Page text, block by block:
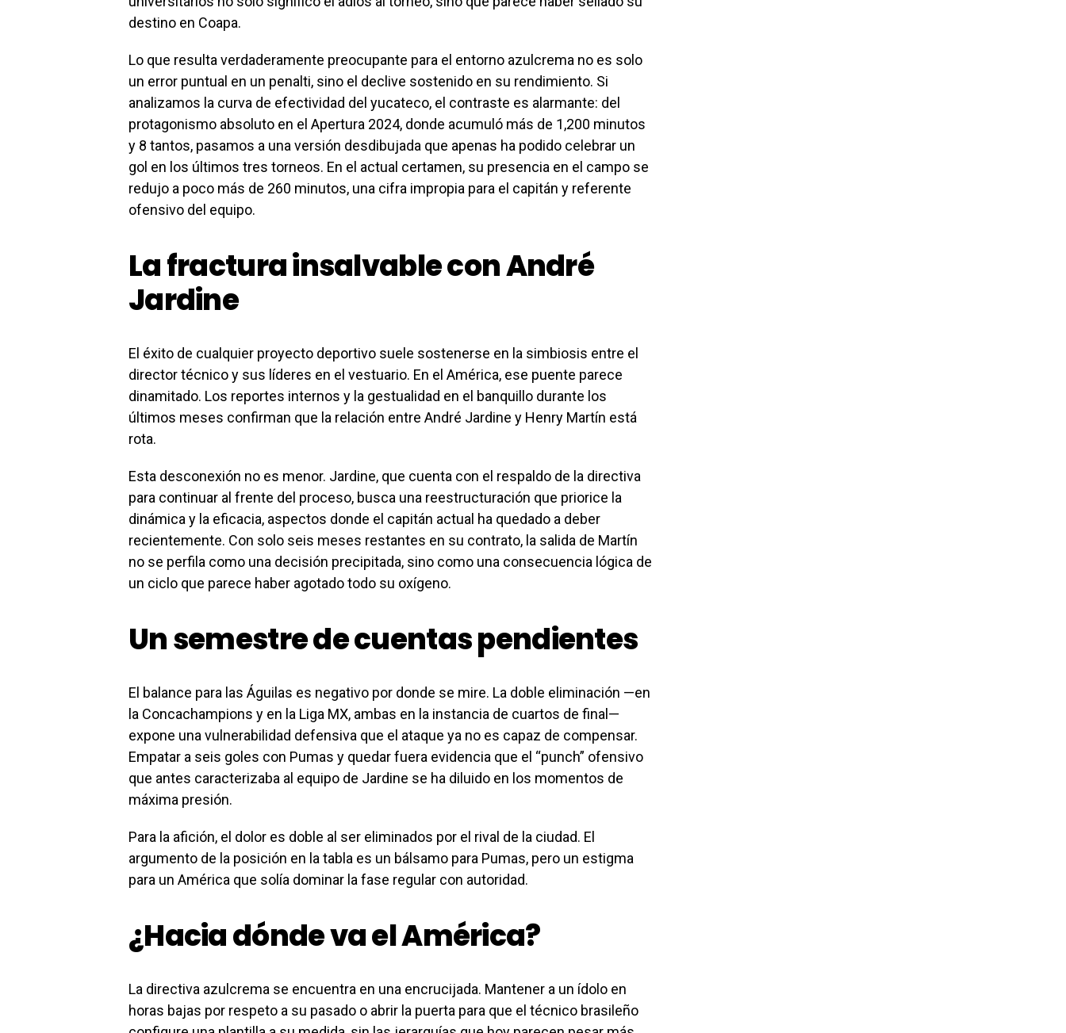
destino en Coapa.
Lo que resulta verdaderamente preocupante para el entorno azulcrema no es solo
un error puntual en un penalti, sino el declive sostenido en su rendimiento. Si
analizamos la curva de efectividad del yucateco, el contraste es alarmante: del
protagonismo absoluto en el Apertura 2024, donde acumuló más de 1,200 minutos
y 8 tantos, pasamos a una versión desdibujada que apenas ha podido celebrar un
gol en los últimos tres torneos. En el actual certamen, su presencia en el campo se
redujo a poco más de 260 minutos, una cifra impropia para el capitán y referente
ofensivo del equipo.
La fractura insalvable con André
Jardine
El éxito de cualquier proyecto deportivo suele sostenerse en la simbiosis entre el
director técnico y sus líderes en el vestuario. En el América, ese puente parece
dinamitado. Los reportes internos y la gestualidad en el banquillo durante los
últimos meses confirman que la relación entre André Jardine y Henry Martín está
rota.
Esta desconexión no es menor. Jardine, que cuenta con el respaldo de la directiva
para continuar al frente del proceso, busca una reestructuración que priorice la
dinámica y la eficacia, aspectos donde el capitán actual ha quedado a deber
recientemente. Con solo seis meses restantes en su contrato, la salida de Martín
no se perfila como una decisión precipitada, sino como una consecuencia lógica de
un ciclo que parece haber agotado todo su oxígeno.
Un semestre de cuentas pendientes
El balance para las Águilas es negativo por donde se mire. La doble eliminación —en
la Concachampions y en la Liga MX, ambas en la instancia de cuartos de final—
expone una vulnerabilidad defensiva que el ataque ya no es capaz de compensar.
Empatar a seis goles con Pumas y quedar fuera evidencia que el “punch” ofensivo
que antes caracterizaba al equipo de Jardine se ha diluido en los momentos de
máxima presión.
Para la afición, el dolor es doble al ser eliminados por el rival de la ciudad. El
argumento de la posición en la tabla es un bálsamo para Pumas, pero un estigma
para un América que solía dominar la fase regular con autoridad.
¿Hacia dónde va el América?
La directiva azulcrema se encuentra en una encrucijada. Mantener a un ídolo en
horas bajas por respeto a su pasado o abrir la puerta para que el técnico brasileño